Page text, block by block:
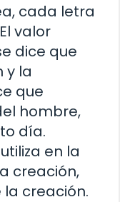
cada letra
valor
dice que
y la
que
hombre,
día.
en la
creación,
creación.